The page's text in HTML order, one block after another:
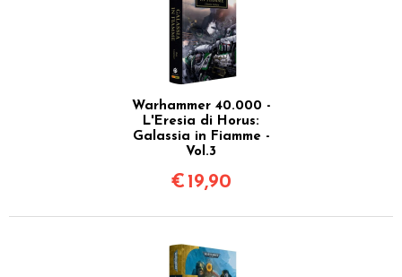
Warhammer 40.000 -
L'Eresia di Horus:
Galassia in Fiamme -
Vol.3
€ 19,90